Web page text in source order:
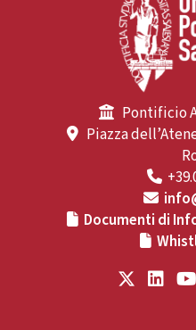
Pontificio
Piazza
Documenti di